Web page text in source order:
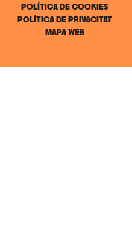
POLÍTICA DE COOKIES
POLÍTICA DE PRIVACITAT
MAPA WEB